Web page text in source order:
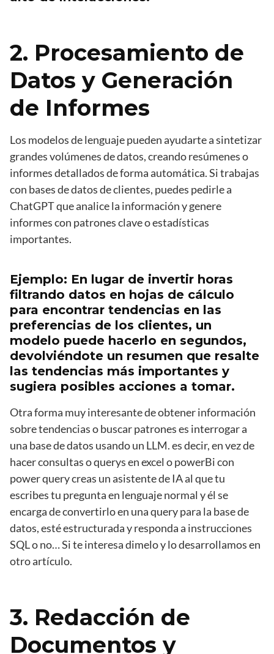
2. Procesamiento de
Datos y Generación
de Informes
Los modelos de lenguaje pueden ayudarte a sintetizar
grandes volúmenes de datos, creando resúmenes o
informes detallados de forma automática. Si trabajas
con bases de datos de clientes, puedes pedirle a
ChatGPT que analice la información y genere
informes con patrones clave o estadísticas
importantes.
Ejemplo: En lugar de invertir horas
filtrando datos en hojas de cálculo
para encontrar tendencias en las
preferencias de los clientes, un
modelo puede hacerlo en segundos,
devolviéndote un resumen que resalte
las tendencias más importantes y
sugiera posibles acciones a tomar.
Otra forma muy interesante de obtener información
sobre tendencias o buscar patrones es interrogar a
una base de datos usando un LLM. es decir, en vez de
hacer consultas o querys en excel o powerBi con
power query creas un asistente de IA al que tu
escribes tu pregunta en lenguaje normal y él se
encarga de convertirlo en una query para la base de
datos, esté estructurada y responda a instrucciones
SQL o no… Si te interesa dimelo y lo desarrollamos en
otro artículo.
3. Redacción de
Documentos y